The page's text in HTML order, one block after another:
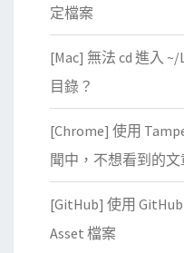
定檔案
[Mac] 無法 cd 進入
目錄？
[Chrome] 使用
聞中，不想看到的文
[GitHub] 使用
Asset 檔案